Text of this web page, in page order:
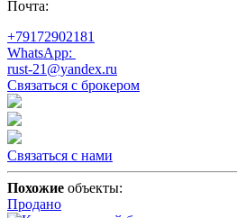
Почта:
+79172902181
WhatsApp:
rust-21@yandex.ru
Связаться с брокером
Связаться с нами
Похожие объекты:
Продано